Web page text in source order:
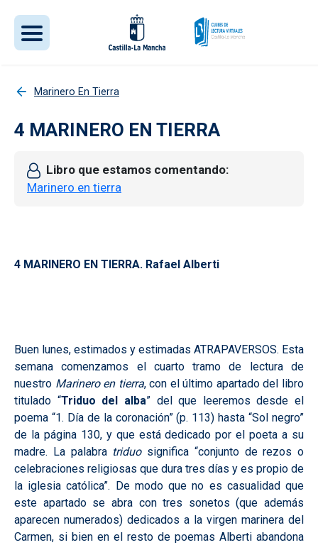
Marinero En Tierra
4 MARINERO EN TIERRA
Libro que estamos comentando
Marinero en tierra
4 MARINERO EN TIERRA. Rafael Alberti
Buen lunes, estimados y estimadas ATRAPAVERSOS. Esta
semana comenzamos el cuarto tramo de lectura de
nuestro Marinero en tierra, con el último apartado del libro
titulado “Triduo del alba” del que leeremos desde el
poema “1. Día de la coronación” (p. 113) hasta “Sol negro”
de la página 130, y que está dedicado por el poeta a su
madre. La palabra triduosignifica “conjunto de rezos o
celebraciones religiosas que dura tres días y es propio de
la iglesia católica”. De modo que no es casualidad que
este apartado se abra con tres sonetos (que además
aparecen numerados) dedicados a la virgen marinera del
Carmen, si bien en el resto de poemas Alberti abandona